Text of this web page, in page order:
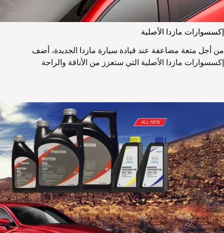
إكسسوارات مازدا الأصلية
من أجل متعة مضاعفة عند قيادة سيارة مازدا الجديدة، أضف
إكسسوارات مازدا الأصلية التي ستعزز من الأناقة والراحة